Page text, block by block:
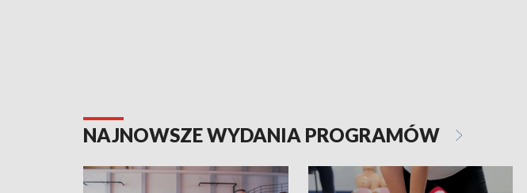
NAJNOWSZE WYDANIA PROGRAMÓW